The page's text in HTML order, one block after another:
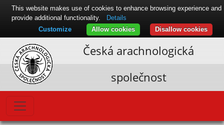
Česká arachnologická
společnost
This website makes use of cookies to enhance browsing experience and
provide additional functionality.
Details
Disallow cookies
Allow cookies
Customize